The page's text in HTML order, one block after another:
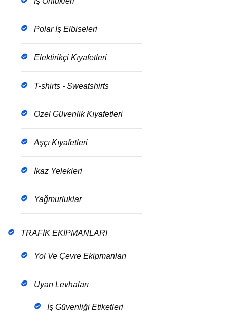
Polar İş Elbiseleri
Elektirikçi Kıyafetleri
T-shirts - Sweatshirts
Özel Güvenlik Kıyafetleri
Aşçı Kıyafetleri
İkaz Yelekleri
Yağmurluklar
TRAFİK EKİPMANLARI
Yol Ve Çevre Ekipmanları
Uyarı Levhaları
İş Güvenliği Etiketleri